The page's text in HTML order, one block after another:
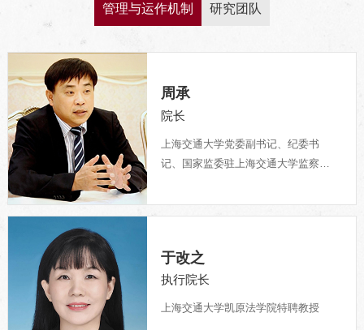
管理与运作机制 研究团队
周承
院长
上海交通大学党委副书记、纪委书
记、国家监委驻上海交通大学监察专
于改之
执行院长
上海交通大学凯原法学院特聘教授